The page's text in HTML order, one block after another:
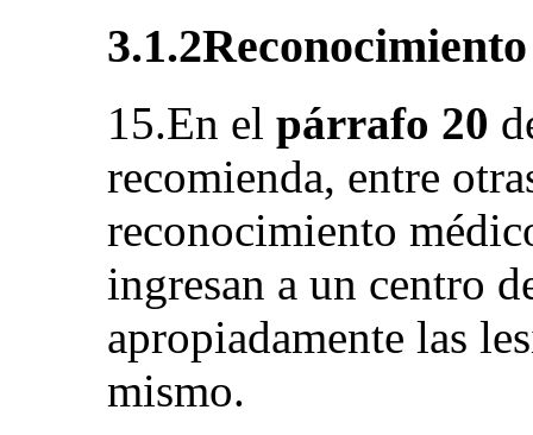
15.En el párrafo 20
recomienda, entre
reconocimiento
ingresan a un centro
apropiadamente las
mismo.